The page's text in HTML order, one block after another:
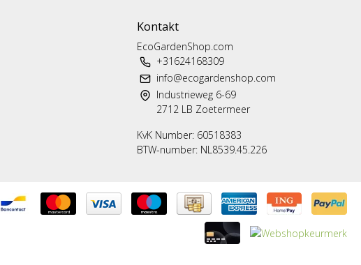
Kontakt
EcoGardenShop.com
+31624168309
info@ecogardenshop.com
Industrieweg 6-69
2712 LB Zoetermeer
KvK Number: 60518383
BTW-number: NL8539.45.226